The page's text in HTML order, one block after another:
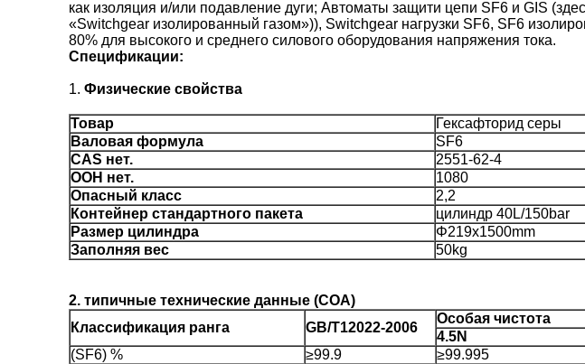
как изоляция и/или подавление дуги; Автоматы защити цепи SF6 и GIS
«Switchgear изолированный газом»)), Switchgear нагрузки SF6, SF6
80% для высокого и среднего силового оборудования напряжения тока.
Спецификации:
1. Физические свойства
Товар
Гексафторид серы
Валовая формула
SF6
CAS нет.
2551-62-4
ООН нет.
1080
Опасный класс
2,2
Контейнер стандартного пакета
цилиндр 40L/150bar
Размер цилиндра
Φ219x1500mm
Заполняя вес
50kg
2. типичные технические данные (COA)
Классификация ранга
GB/T12022-2006
Особая чистота
4.5N
(SF6) %
≥99.9
≥99.995